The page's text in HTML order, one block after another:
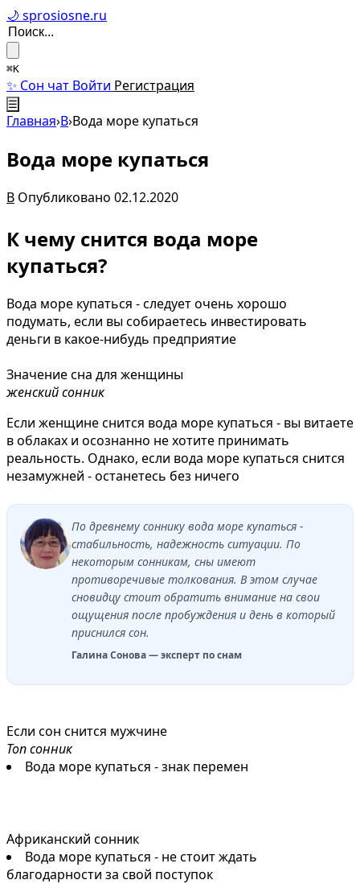
🌙 sprosiosne.ru
⌘K
✨ Сон чат Войти Регистрация
☰
Главная›В›Вода море купаться
Вода море купаться
В Опубликовано 02.12.2020
К чему снится вода море
купаться?
Вода море купаться - следует очень хорошо
подумать, если вы собираетесь инвестировать
деньги в какое-нибудь предприятие
Значение сна для женщины
женский сонник
Если женщине снится вода море купаться - вы витаете
в облаках и осознанно не хотите принимать
реальность. Однако, если вода море купаться снится
незамужней - останетесь без ничего
По древнему соннику вода море купаться -
стабильность, надежность ситуации. По
некоторым сонникам, сны имеют
противоречивые толкования. В этом случае
сновидцу стоит обратить внимание на свои
ощущения после пробуждения и день в который
приснился сон.
Галина Сонова — эксперт по снам
Если сон снится мужчине
Топ сонник
Вода море купаться - знак перемен
Африканский сонник
Вода море купаться - не стоит ждать
благодарности за свой поступок